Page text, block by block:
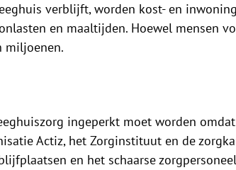
verblijft, worden kost- en
en maaltijden. Hoewel mensen
miljoenen.
ingeperkt moet worden omdat
Actiz, het Zorginstituut en de
en het schaarse